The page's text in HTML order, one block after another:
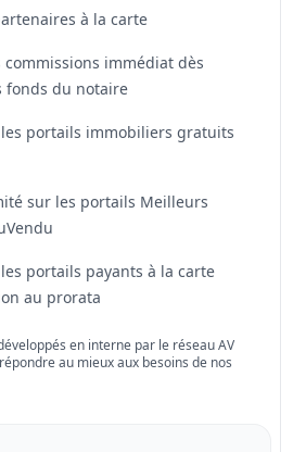
à la carte
commissions immédiat dès
fonds du notaire
portails immobiliers gratuits
sur les portails Meilleurs
portails payants à la carte
au prorata
en interne par le réseau AV
au mieux aux besoins de nos